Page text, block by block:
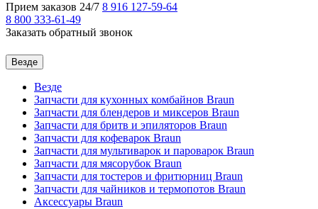
Прием заказов 24/7 8 916 127-59-64
8 800 333-61-49
Заказать обратный звонок
Везде
Везде
Запчасти для кухонных комбайнов Braun
Запчасти для блендеров и миксеров Braun
Запчасти для бритв и эпиляторов Braun
Запчасти для кофеварок Braun
Запчасти для мультиварок и пароварок Braun
Запчасти для мясорубок Braun
Запчасти для тостеров и фритюрниц Braun
Запчасти для чайников и термопотов Braun
Аксессуары Braun